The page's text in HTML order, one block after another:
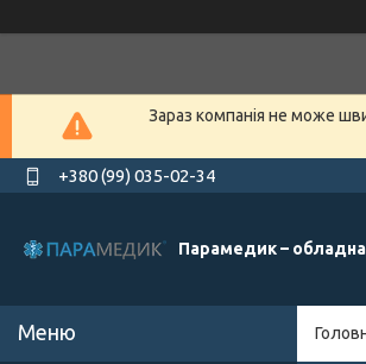
Зараз компанія не може
+380 (99) 035-02-34
Парамедик –